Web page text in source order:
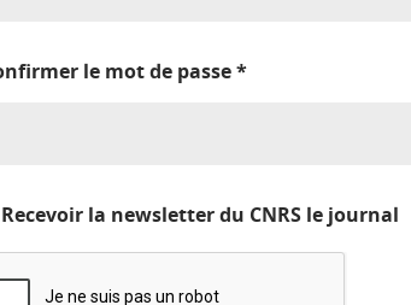
le mot de passe*
Recevoir la newsletter du CNRS le journal